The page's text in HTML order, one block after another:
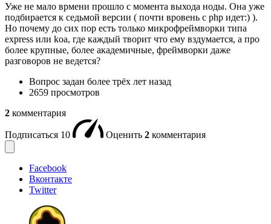
Уже не мало врмени прошло с момента выхода ноды. Она уже
подбирается к седьмой версии ( почти вровень с php идет:) ).
Но почему до сих пор есть только микрофреймворки типа
express или koa, где каждый творит что ему вздумается, а про
более крупные, более академичные, фреймворки даже
разговоров не ведется?
Вопрос задан более трёх лет назад
2659 просмотров
2 комментария
Подписаться 10 Оценить 2 комментария
Facebook
Вконтакте
Twitter